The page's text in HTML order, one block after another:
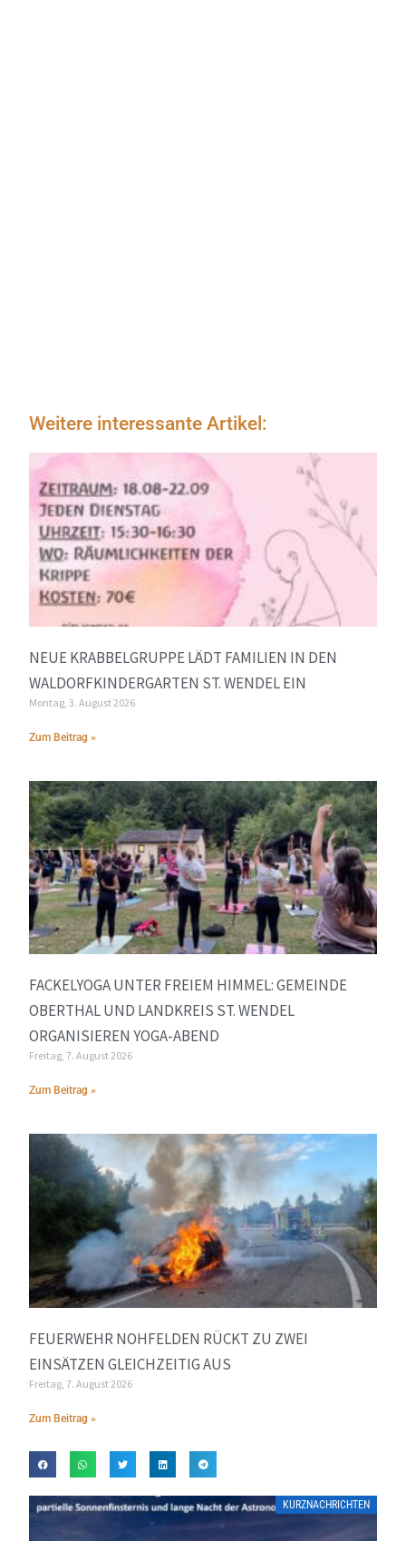
Weitere interessante Artikel:
NEUE KRABBELGRUPPE LÄDT FAMILIEN IN DEN
WALDORFKINDERGARTEN ST. WENDEL EIN
Montag, 3. August 2026
Zum Beitrag »
FACKELYOGA UNTER FREIEM HIMMEL: GEMEINDE
OBERTHAL UND LANDKREIS ST. WENDEL
ORGANISIEREN YOGA-ABEND
Freitag, 7. August 2026
Zum Beitrag »
FEUERWEHR NOHFELDEN RÜCKT ZU ZWEI
EINSÄTZEN GLEICHZEITIG AUS
Freitag, 7. August 2026
Zum Beitrag »
KURZNACHRICHTEN